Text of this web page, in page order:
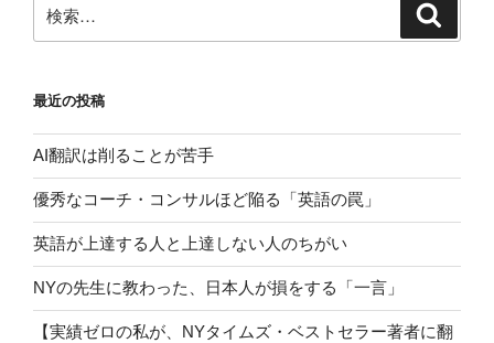
索:
最近の投稿
AI翻訳は削ることが苦手
優秀なコーチ・コンサルほど陥る「英語の罠」
英語が上達する人と上達しない人のちがい
NYの先生に教わった、日本人が損をする「一言」
【実績ゼロの私が、NYタイムズ・ベストセラー著者に翻